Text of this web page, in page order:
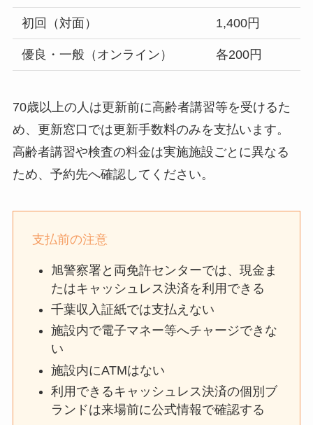
初回（対面） 1,400円
優良・一般（オンライン） 各200円
70歳以上の人は更新前に高齢者講習等を受けるた
め、更新窓口では更新手数料のみを支払います。
高齢者講習や検査の料金は実施施設ごとに異なる
ため、予約先へ確認してください。
支払前の注意
旭警察署と両免許センターでは、現金ま
たはキャッシュレス決済を利用できる
千葉収入証紙では支払えない
施設内で電子マネー等へチャージできな
い
施設内にATMはない
利用できるキャッシュレス決済の個別ブ
ランドは来場前に公式情報で確認する